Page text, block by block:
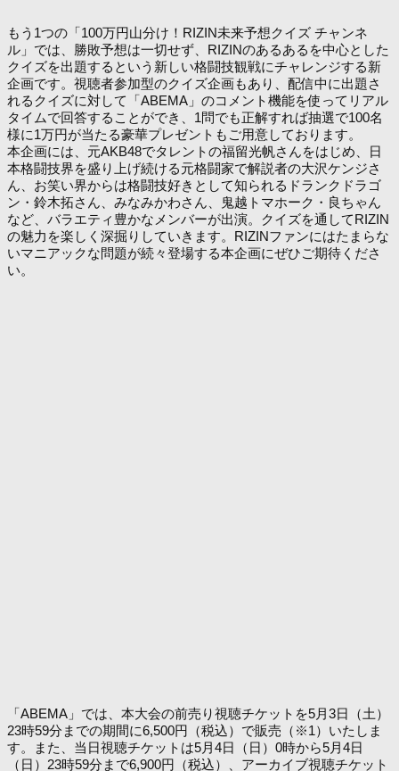
もう1つの「100万円山分け！RIZIN未来予想クイズ チャンネ
ル」では、勝敗予想は一切せず、RIZINのあるあるを中心とした
クイズを出題するという新しい格闘技観戦にチャレンジする新
企画です。視聴者参加型のクイズ企画もあり、配信中に出題さ
れるクイズに対して「ABEMA」のコメント機能を使ってリアル
タイムで回答することができ、1問でも正解すれば抽選で100名
様に1万円が当たる豪華プレゼントもご用意しております。
本企画には、元AKB48でタレントの福留光帆さんをはじめ、日
本格闘技界を盛り上げ続ける元格闘家で解説者の大沢ケンジさ
ん、お笑い界からは格闘技好きとして知られるドランクドラゴ
ン・鈴木拓さん、みなみかわさん、鬼越トマホーク・良ちゃん
など、バラエティ豊かなメンバーが出演。クイズを通してRIZIN
の魅力を楽しく深掘りしていきます。RIZINファンにはたまらな
いマニアックな問題が続々登場する本企画にぜひご期待くださ
い。
「ABEMA」では、本大会の前売り視聴チケットを5月3日（土）
23時59分までの期間に6,500円（税込）で販売（※1）いたしま
す。また、当日視聴チケットは5月4日（日）0時から5月4日
（日）23時59分まで6,900円（税込）、アーカイブ視聴チケット